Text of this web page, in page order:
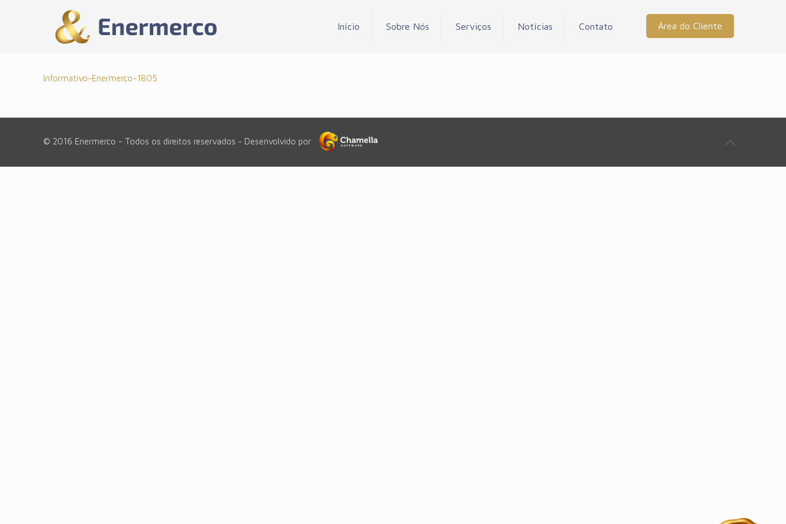
Início Sobre Nós Serviços Notícias Contato Área do Cliente
Informativo-Enermerco-1805
© 2016 Enermerco - Todos os direitos reservados - Desenvolvido por